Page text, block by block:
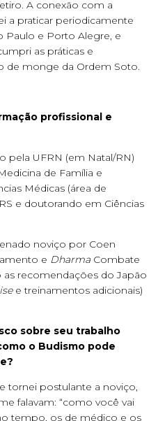
A conexão com a
a praticar periodicamente
Paulo e Porto Alegre, e
as práticas e
de monge da Ordem Soto.
profissional e
pela UFRN (em Natal/RN)
de Família e
Médicas (área de
e doutorando em Ciências
noviço por Coen
e Dharma Combate
as recomendações do Japão
e treinamentos adicionais)
sobre seu trabalho
o Budismo pode
tornei postulante a noviço,
falavam: “como você vai
tempo, os de médico e os